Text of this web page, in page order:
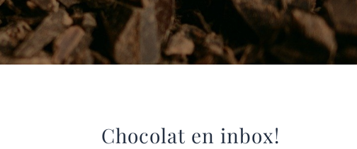
Chocolat en inbox!